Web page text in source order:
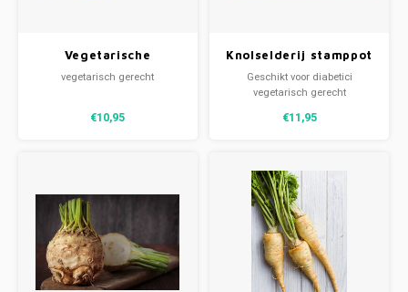
Vegetarische
hamburger, wortel &
vegetarisch gerecht
€10,95
Knolselderij stamppot
(V)
Geschikt voor diabetici
vegetarisch gerecht
€11,95